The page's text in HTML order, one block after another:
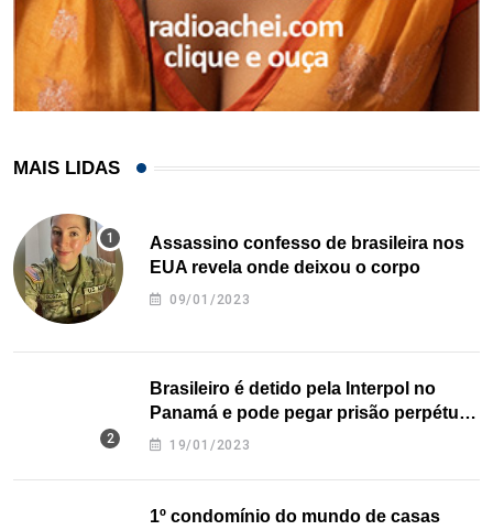
MAIS LIDAS
Assassino confesso de brasileira nos
EUA revela onde deixou o corpo
09/01/2023
Brasileiro é detido pela Interpol no
Panamá e pode pegar prisão perpétua
nos EUA
19/01/2023
1º condomínio do mundo de casas